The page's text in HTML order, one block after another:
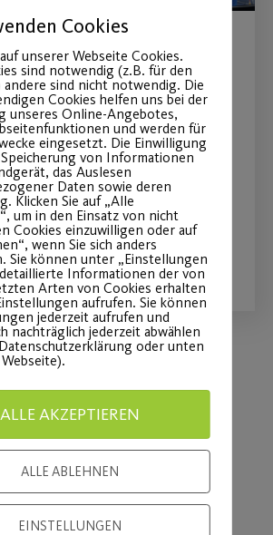
im
mit 40 €
zusätzlich deine
Load More
Cookies
unserer Webseite Cookies.
sind notwendig (z.B. für den
andere sind nicht notwendig. Die
Cookies helfen uns bei der
unseres Online-Angebotes,
und werden für
eingesetzt. Die Einwilligung
von Informationen
das Auslesen
Daten sowie deren
Klicken Sie auf „Alle
um in den Einsatz von nicht
Cookies einzuwilligen oder auf
wenn Sie sich anders
Sie können unter „Einstellungen
Informationen der von
Arten von Cookies erhalten
aufrufen. Sie können
jederzeit aufrufen und
nachträglich jederzeit abwählen
oder unten
ALLE AKZEPTIEREN
ALLE ABLEHNEN
EINSTELLUNGEN